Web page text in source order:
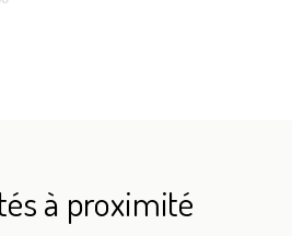
à proximité